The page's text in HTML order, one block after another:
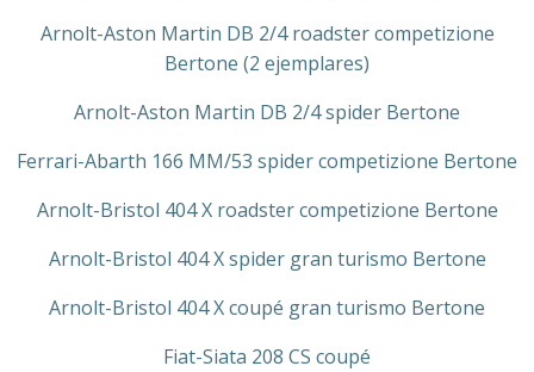
Arnolt-Aston Martin DB 2/4 roadster competizione
Bertone (2 ejemplares)
Arnolt-Aston Martin DB 2/4 spider Bertone
Ferrari-Abarth 166 MM/53 spider competizione Bertone
Arnolt-Bristol 404 X roadster competizione Bertone
Arnolt-Bristol 404 X spider gran turismo Bertone
Arnolt-Bristol 404 X coupé gran turismo Bertone
Fiat-Siata 208 CS coupé